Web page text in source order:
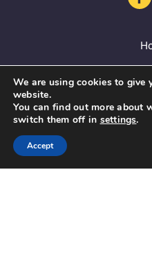
We are using cookies to give
website.
You can find out more about
switch them off in settings.
Accept